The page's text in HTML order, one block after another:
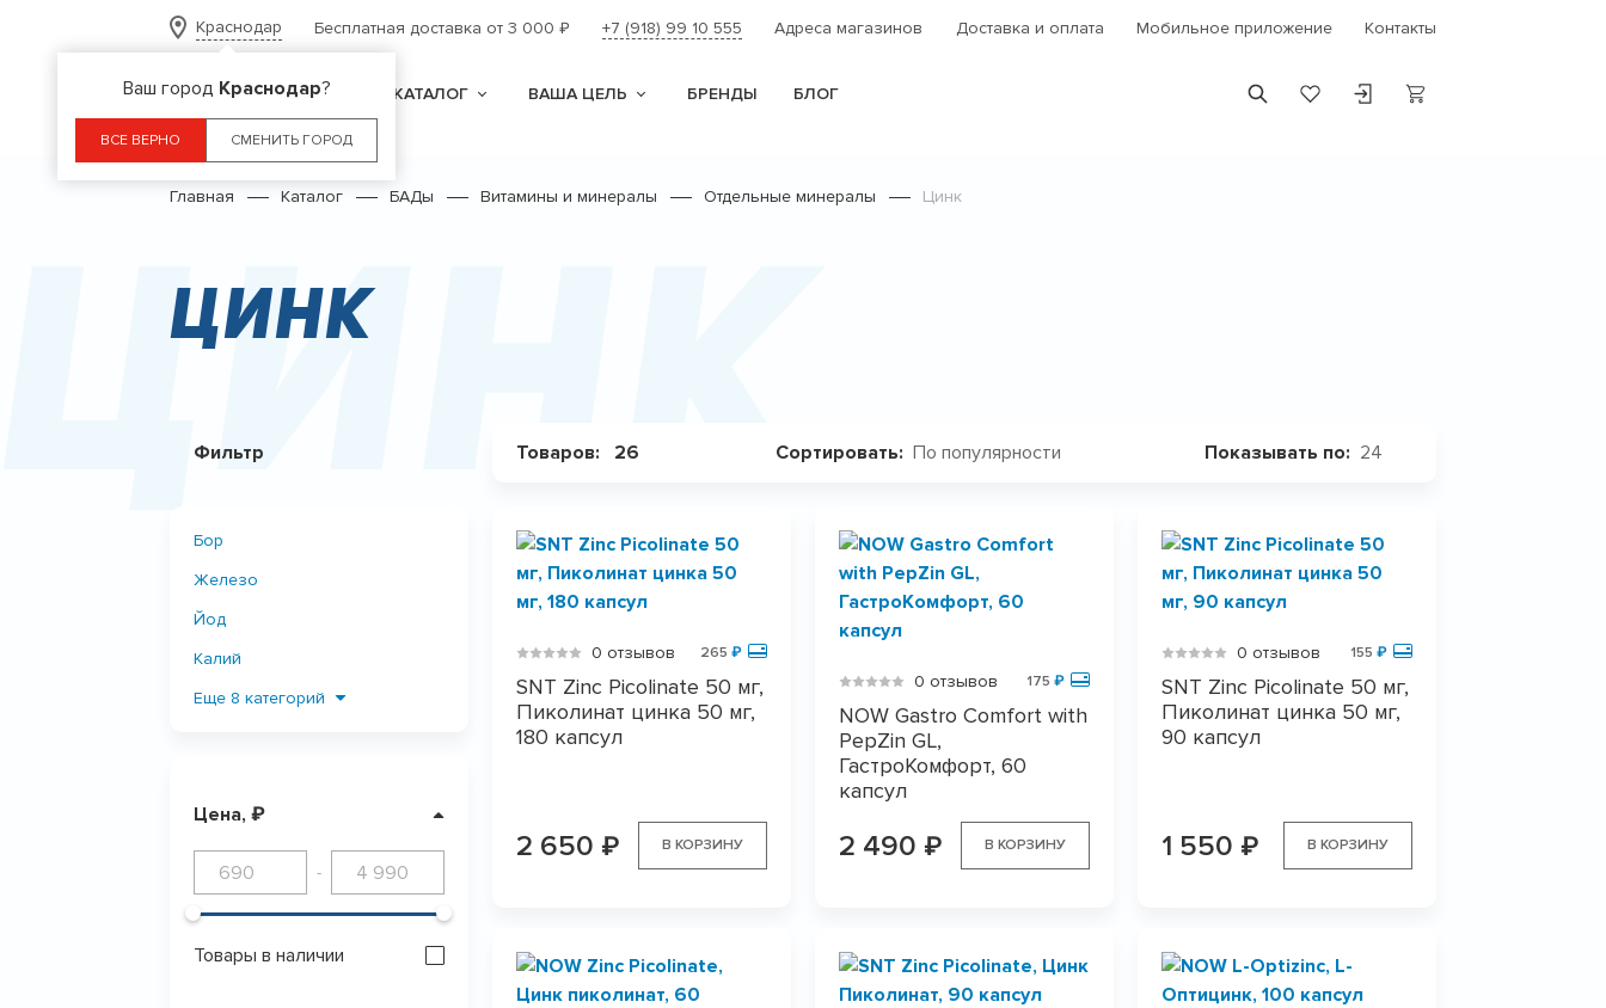
Краснодар
Ваш город Краснодар?
ВСЕ ВЕРНО СМЕНИТЬ ГОРОД
Бесплатная доставка от 3 000₽ +7 (918) 99 10 555 Адреса магазинов Доставка и оплата Мобильное приложение Контакты
КАТАЛОГ ВАША ЦЕЛЬ БРЕНДЫ БЛОГ
Главная Каталог БАДы Витамины и минералы Отдельные минералы Цинк
Цинк
Цинк
Фильтр
Бор
Железо
Йод
Калий
Кальций
Минеральный комплекс
Селен
Серебро
Еще 8 категорий
ПОКАЗАТЬ
Цена, ₽
-
Товары в наличии
Товаров: 26 Сортировать: По популярности Показывать по: 24
0 отзывов 265 ₽
SNT Zinc Picolinate 50 мг,
Пиколинат цинка 50 мг,
180 капсул
2 650 ₽ В КОРЗИНУ
0 отзывов 175 ₽
NOW Gastro Comfort with
PepZin GL,
ГастроКомфорт, 60
капсул
2 490 ₽ В КОРЗИНУ
0 отзывов 155 ₽
SNT Zinc Picolinate 50 мг,
Пиколинат цинка 50 мг,
90 капсул
1 550 ₽ В КОРЗИНУ